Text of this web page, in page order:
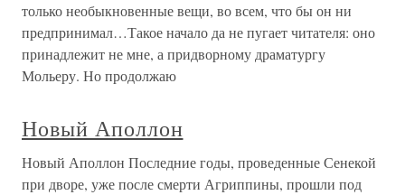
только необыкновенные вещи, во всем, что бы он ни
предпринимал…Такое начало да не пугает читателя: оно
принадлежит не мне, а придворному драматургу
Мольеру. Но продолжаю
Новый Аполлон
Новый Аполлон Последние годы, проведенные Сенекой
при дворе, уже после смерти Агриппины, прошли под